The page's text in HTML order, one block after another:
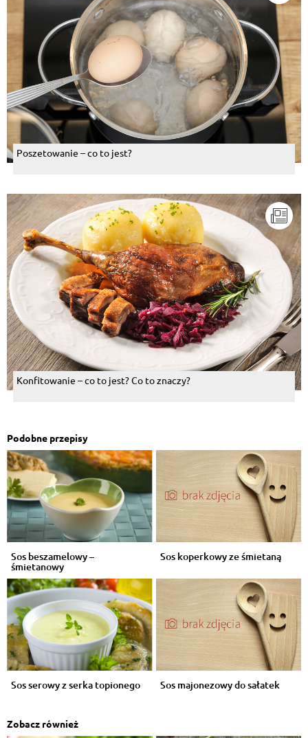
Poszetowanie – co to jest?
Konfitowanie – co to jest? Co to znaczy?
Podobne przepisy
Sos beszamelowy –
śmietanowy
Sos koperkowy ze śmietaną
Sos serowy z serka topionego Sos majonezowy do sałatek
Zobacz również